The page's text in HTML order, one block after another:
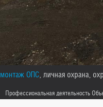
монтаж ОПС, личная охрана,
Профессиональная деятельность